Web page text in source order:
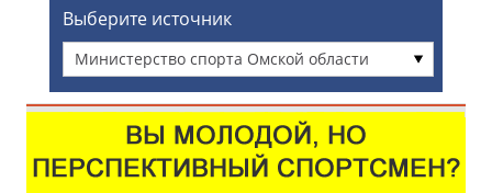
Выберите источник
Министерство спорта Омской области